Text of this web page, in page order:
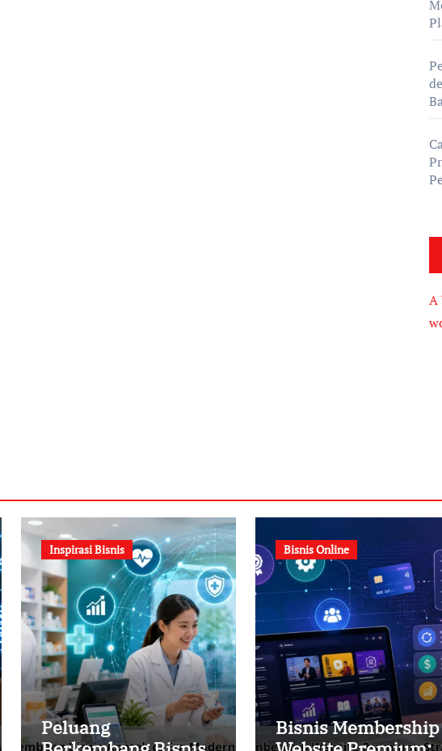
A
Inspirasi Bisnis
Peluang
Bisnis Online
Bisnis Membership